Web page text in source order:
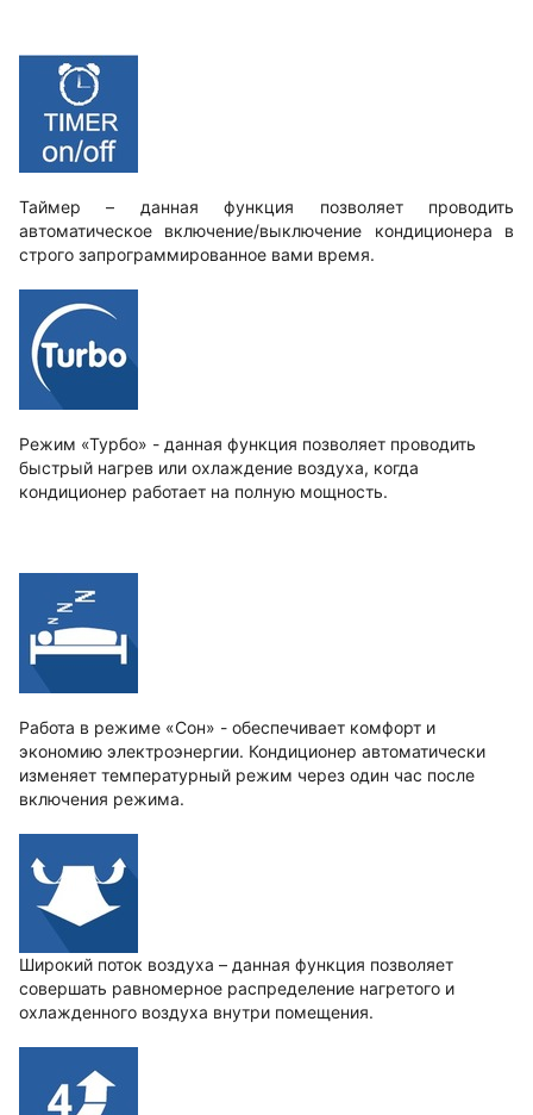
Таймер – данная функция позволяет проводить
автоматическое включение/выключение кондиционера в
строго запрограммированное вами время.
Режим «Турбо» - данная функция позволяет проводить
быстрый нагрев или охлаждение воздуха, когда
кондиционер работает на полную мощность.
Работа в режиме «Сон» - обеспечивает комфорт и
экономию электроэнергии. Кондиционер автоматически
изменяет температурный режим через один час после
включения режима.
Широкий поток воздуха – данная функция позволяет
совершать равномерное распределение нагретого и
охлажденного воздуха внутри помещения.